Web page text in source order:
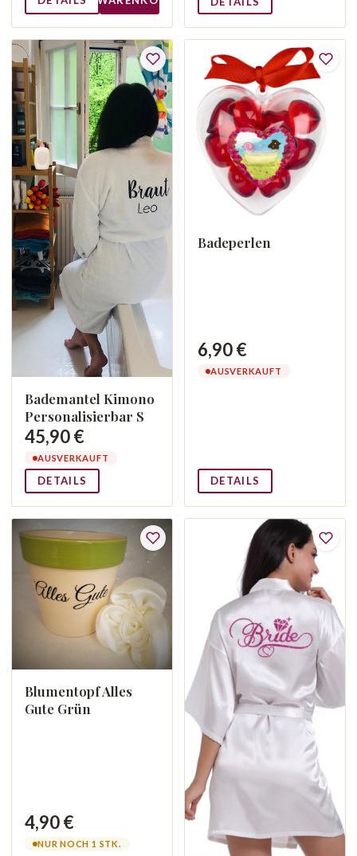
Bademantel Kimono
Personalisierbar S
45,90 €
AUSVERKAUFT
DETAILS
Badeperlen
6,90 €
AUSVERKAUFT
DETAILS
Blumentopf Alles
Gute Grün
4,90 €
NUR NOCH 1 STK.